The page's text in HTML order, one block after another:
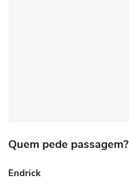
Quem pede passagem?
Endrick